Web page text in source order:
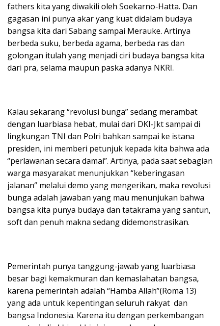
fathers kita yang diwakili oleh Soekarno-Hatta. Dan
gagasan ini punya akar yang kuat didalam budaya
bangsa kita dari Sabang sampai Merauke. Artinya
berbeda suku, berbeda agama, berbeda ras dan
golongan itulah yang menjadi ciri budaya bangsa kita
dari pra, selama maupun paska adanya NKRI.
Kalau sekarang “revolusi bunga” sedang merambat
dengan luarbiasa hebat, mulai dari DKI-Jkt sampai di
lingkungan TNI dan Polri bahkan sampai ke istana
presiden, ini memberi petunjuk kepada kita bahwa ada
“perlawanan secara damai”. Artinya, pada saat sebagian
warga masyarakat menunjukkan “keberingasan
jalanan” melalui demo yang mengerikan, maka revolusi
bunga adalah jawaban yang mau menunjukan bahwa
bangsa kita punya budaya dan tatakrama yang santun,
soft dan penuh makna sedang didemonstrasikan.
Pemerintah punya tanggung-jawab yang luarbiasa
besar bagi kemakmuran dan kemaslahatan bangsa,
karena pemerintah adalah “Hamba Allah”(Roma 13)
yang ada untuk kepentingan seluruh rakyat dan
bangsa Indonesia. Karena itu dengan perkembangan